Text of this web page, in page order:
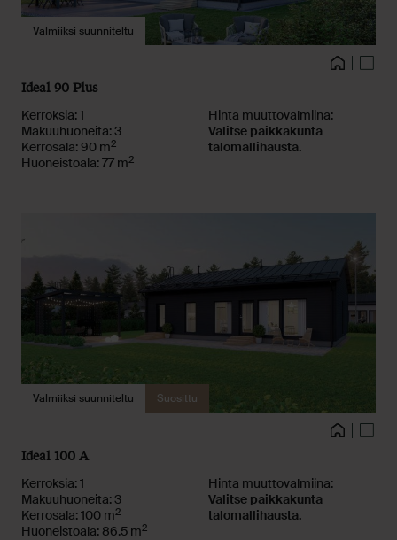
Valmiiksi suunniteltu
Kuvat
Talo
Ideal 90 Plus
Kerroksia: 1
Makuuhuoneita: 3
Kerrosala: 90 m2
Huoneistoala: 77 m2
Hinta muuttovalmiina:
Valitse paikkakunta
talomallihausta.
Valmiiksi suunniteltu Suosittu
Kuvat
Talo
Ideal 100 A
Kerroksia: 1
Makuuhuoneita: 3
Kerrosala: 100 m2
Huoneistoala: 86.5 m2
Hinta muuttovalmiina:
Valitse paikkakunta
talomallihausta.